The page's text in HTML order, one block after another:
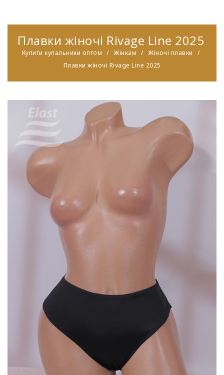
Плавки жіночі Rivage Line 2025
Купити купальники оптом Жінкам
Жіночі плавки
Плавки жіночі Rivage Line 2025